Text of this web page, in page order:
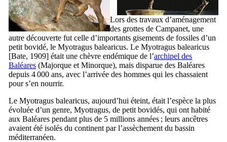
Lors des travaux d’aménagement
des grottes de Campanet, une
autre découverte fut celle d’importants gisements de fossiles d’un
petit bovidé, le Myotragus balearicus. Le Myotragus balearicus
[Bate, 1909] était une chèvre endémique de l’archipel des
Baléares (Majorque et Minorque), mais disparue des Baléares
depuis 4 000 ans, avec l’arrivée des hommes qui les chassaient
pour s’en nourrir.
Le Myotragus balearicus, aujourd’hui éteint, était l’espèce la plus
évoluée d’un genre, Myotragus, de petit bovidés, qui ont habité
aux Baléares pendant plus de 5 millions années ; leurs ancêtres
avaient été isolés du continent par l’assèchement du bassin
méditerranéen.